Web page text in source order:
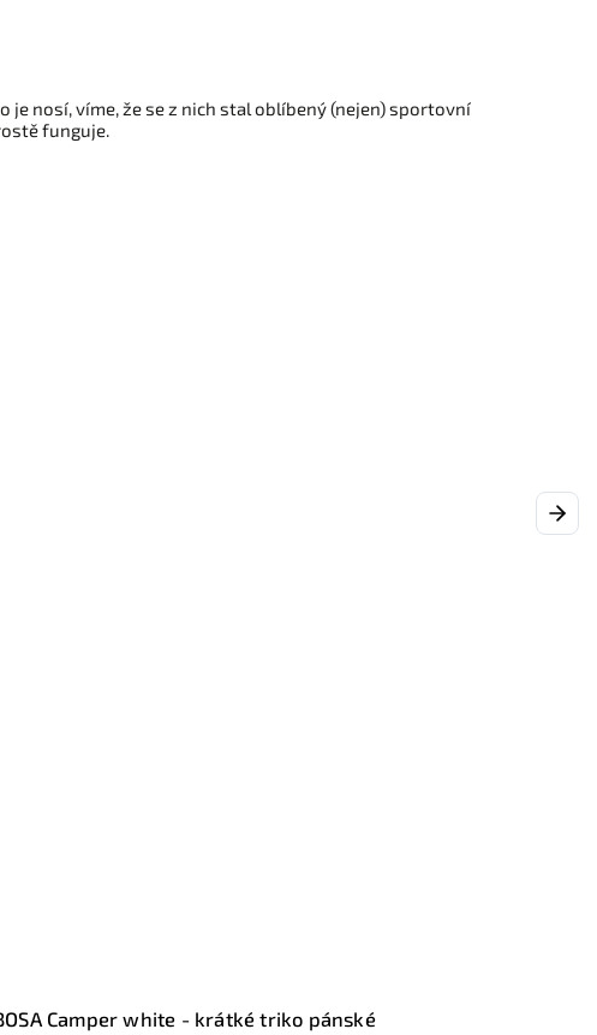
nosí, víme, že se z nich stal oblíbený (nejen) sportovní
funguje.
Camper white - krátké triko pánské
Next